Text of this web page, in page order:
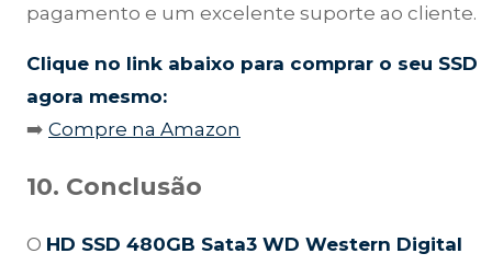
pagamento e um excelente suporte ao cliente.
Clique no link abaixo para comprar o seu SSD
agora mesmo:
➡️ Compre na Amazon
10. Conclusão
O HD SSD 480GB Sata3 WD Western Digital